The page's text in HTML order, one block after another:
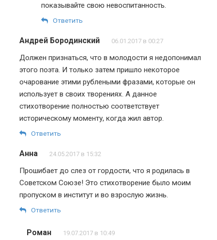
показывайте свою невоспитанность.
Ответить
Андрей Бородинский 06.01.2017 в 00:27
Должен признаться, что в молодости я недопонимал
этого поэта. И только затем пришло некоторое
очарование этими рублеными фразами, которые он
использует в своих творениях. А данное
стихотворение полностью соответствует
историческому моменту, когда жил автор.
Ответить
Анна 24.05.2017 в 15:32
Прошибает до слез от гордости, что я родилась в
Советском Союзе! Это стихотворение было моим
пропуском в институт и во взрослую жизнь.
Ответить
Роман 19.07.2017 в 10:49